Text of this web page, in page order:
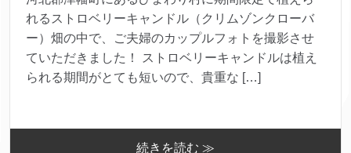
れるストロベリーキャンドル（クリムゾンクローバ
ー）畑の中で、ご夫婦のカップルフォトを撮影させ
ていただきました！ ストロベリーキャンドルは植え
られる期間がとても短いので、貴重な […]
続きを読む ≫